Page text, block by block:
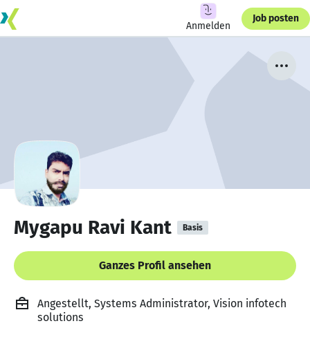
Anmelden
Job posten
Mygapu Ravi Kant Basis
Ganzes Profil ansehen
Angestellt, Systems Administrator, Vision infotech
solutions